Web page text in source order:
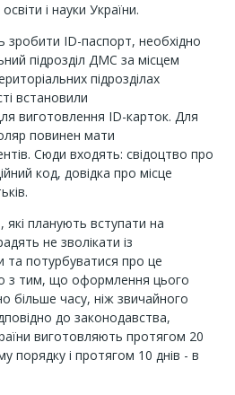
і науки України.
зробити ID-паспорт, необхідно
підрозділ ДМС за місцем
підрозділах
встановили
виготовлення ID-карток. Для
повинен мати
Сюди входять: свідоцтво про
код, довідка про місце
планують вступати на
не зволікати із
та потурбуватися про це
з тим, що оформлення цього
більше часу, ніж звичайного
до законодавства,
виготовляють протягом 20
порядку і протягом 10 днів - в